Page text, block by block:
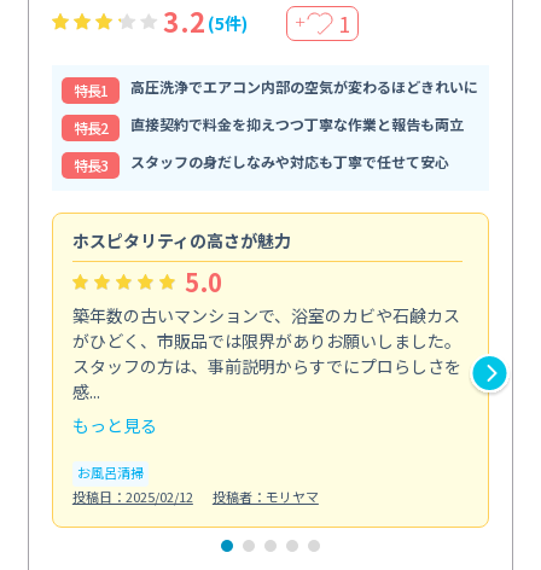
3.2 (5件) ＋ 1
特⻑1
高圧洗浄でエアコン内部の空気が変わるほどきれいに
特⻑2
直接契約で料金を抑えつつ丁寧な作業と報告も両立
特⻑3
スタッフの身だしなみや対応も丁寧で任せて安心
ホスピタリティの高さが魅力
5.0
築年数の古いマンションで、浴室のカビや石鹸カス
がひどく、市販品では限界がありお願いしました。
スタッフの方は、事前説明からすでにプロらしさを
感...
もっと見る
お風呂清掃
投稿日：2025/02/12
投稿者：モリヤマ